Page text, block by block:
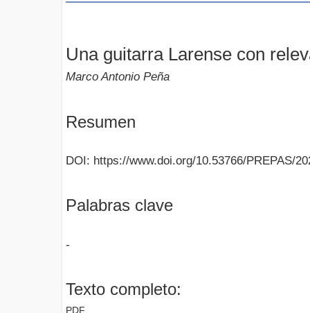
Una guitarra Larense con
Marco Antonio Peña
Resumen
DOI: https://www.doi.org/10.53766/PREPAS/
Palabras clave
-
Texto completo:
PDF